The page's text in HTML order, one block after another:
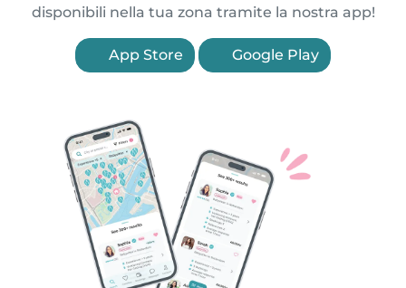
disponibili nella tua zona tramite la nostra app!
App Store Google Play